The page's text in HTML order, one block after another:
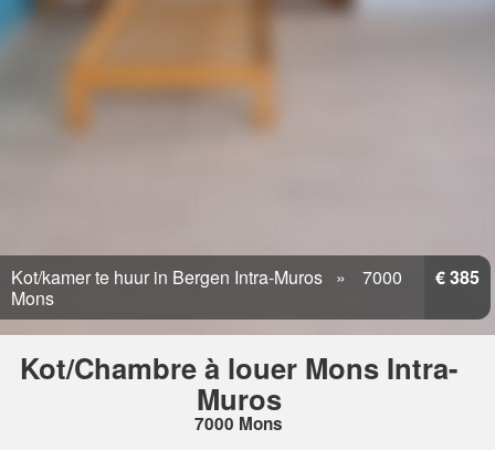
Kot/kamer te huur in Bergen Intra-Muros
7000
Mons
€ 385
Kot/Chambre à louer Mons Intra-
Muros
7000 Mons